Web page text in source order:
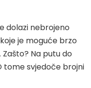
dolazi nebrojeno
je moguće brzo
Na putu do
tome svjedoče brojni